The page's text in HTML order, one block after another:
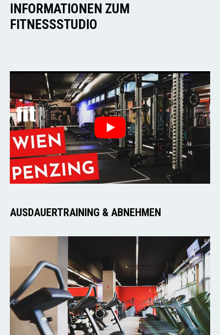
INFORMATIONEN ZUM
FITNESSSTUDIO
AUSDAUERTRAINING & ABNEHMEN